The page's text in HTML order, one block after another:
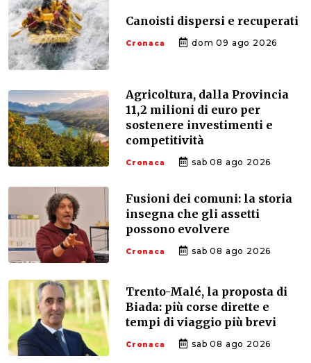
Canoisti dispersi e recuperati
Cronaca dom 09 ago 2026
Agricoltura, dalla Provincia
11,2 milioni di euro per
sostenere investimenti e
competitività
Cronaca sab 08 ago 2026
Fusioni dei comuni: la storia
insegna che gli assetti
possono evolvere
Cronaca sab 08 ago 2026
Trento-Malé, la proposta di
Biada: più corse dirette e
tempi di viaggio più brevi
Cronaca sab 08 ago 2026